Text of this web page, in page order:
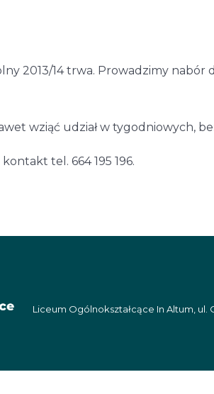
2013/14 trwa. Prowadzimy nabór
wziąć udział w tygodniowych,
tel. 664 195 196.
Liceum Ogólnokształcące In Altum,